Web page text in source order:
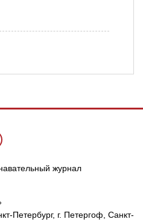
журнал
Петербург, г. Петергоф, Санкт-